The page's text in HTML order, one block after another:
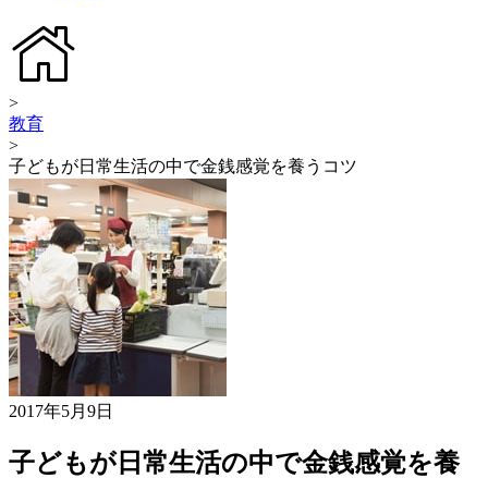
>
教育
>
子どもが日常生活の中で金銭感覚を養うコツ
2017年5月9日
子どもが日常生活の中で金銭感覚を養